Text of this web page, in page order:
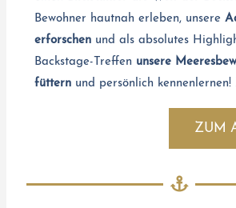
Bewohner hautnah erleben, unsere
erforschen und als absolutes
Backstage-Treffen unsere
füttern und persönlich kennenlernen!
ZUM